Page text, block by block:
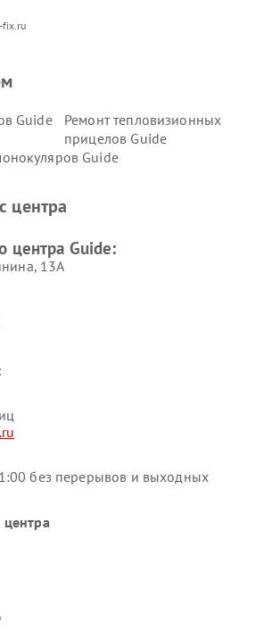
Guide
Ремонт тепловизионных
прицелов Guide
Guide
центра
центра Guide:
13А
без перерывов и выходных
центра